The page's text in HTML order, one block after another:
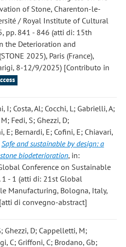
of Stone, Charenton-le-
/ Royal Institute of Cultural
pp. 841 - 846 (atti di: 15th
the Deterioration and
2025), Paris (France),
8-12/9/2025) [Contributo in
I; Costa, Al; Cocchi, L; Gabrielli, A;
Fedi, S; Ghezzi, D;
E; Bernardi, E; Cofini, E; Chiavari,
Safe and sustainable by design: a
biodeterioration, in:
Conference on Sustainable
- 1 (atti di: 21st Global
Manufacturing, Bologna, Italy,
di convegno-abstract]
Ghezzi, D; Cappelletti, M;
C; Griffoni, C; Brodano, Gb;